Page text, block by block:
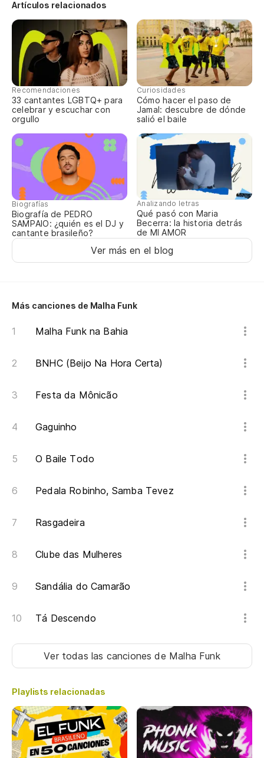
Artículos relacionados
Recomendaciones
33 cantantes LGBTQ+ para
celebrar y escuchar con
orgullo
Curiosidades
Cómo hacer el paso de
Jamal: descubre de dónde
salió el baile
Biografías
Biografía de PEDRO
SAMPAIO: ¿quién es el DJ y
cantante brasileño?
Analizando letras
Qué pasó con Maria
Becerra: la historia detrás
de MI AMOR
Ver más en el blog
Más canciones de Malha Funk
Malha Funk na Bahia
BNHC (Beijo Na Hora Certa)
Festa da Mônicão
Gaguinho
O Baile Todo
Pedala Robinho, Samba Tevez
Rasgadeira
Clube das Mulheres
Sandália do Camarão
Tá Descendo
Ver todas las cancionesde Malha Funk
Playlists relacionadas